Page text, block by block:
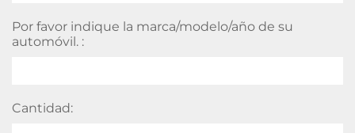
Por favor indique la marca/modelo/año de su
automóvil. :
Cantidad: